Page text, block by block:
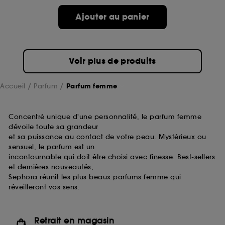
Ajouter au panier
Voir plus de produits
Accueil Parfum Parfum femme
Concentré unique d'une personnalité, le parfum femme
dévoile toute sa grandeur
et sa puissance au contact de votre peau. Mystérieux ou
sensuel, le parfum est un
incontournable qui doit être choisi avec finesse. Best-sellers
et dernières nouveautés,
Sephora réunit les plus beaux parfums femme qui
réveilleront vos sens.
Retrait en magasin
de ces cookies grâce au bouton "personnaliser mes
choix" ci-dessous ou décider de "tout accepter".
Sephora pourra associer les informations de
collectées ou générées lors de votre activité en ligne
ou en magasin. Pour refuser tous les cookies, cliques
sur "continuer sans accepter". Voous pouvez à tout
souhaitez obtenir plus d'information sur les cookies